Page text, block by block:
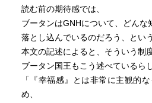
読む前の期待感では、
ブータンはGNHについて、どんな
落とし込んでいるのだろう、とい
本文の記述によると、そういう制
ブータン国王もこう述べているらし
「『幸福感』とは非常に主観的
め、